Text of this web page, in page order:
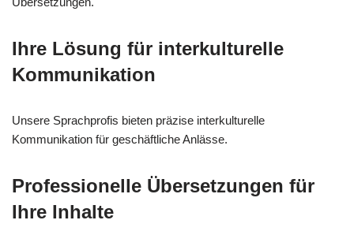
Ihre Lösung für interkulturelle
Kommunikation
Unsere Sprachprofis bieten präzise interkulturelle
Kommunikation für geschäftliche Anlässe.
Professionelle Übersetzungen für
Ihre Inhalte